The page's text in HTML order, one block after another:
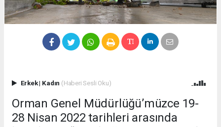
Erkek| Kadın (Haberi Sesli Oku)
Orman Genel Müdürlüğü’müzce 19-
28 Nisan 2022 tarihleri arasında